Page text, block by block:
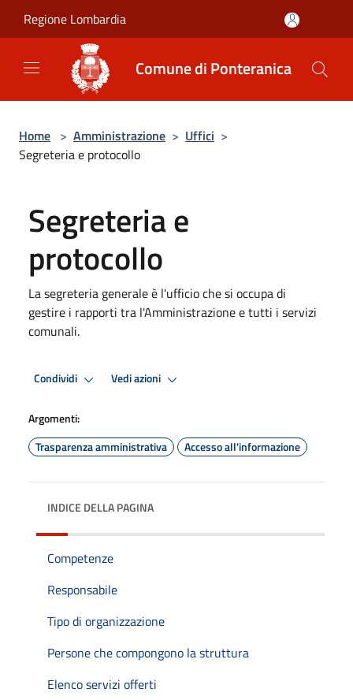
Regione Lombardia
Comune di Ponteranica
Home > Amministrazione > Uffici >
Segreteria e protocollo
Segreteria e
protocollo
La segreteria generale è l'ufficio che si occupa di
gestire i rapporti tra l'Amministrazione e tutti i servizi
comunali.
Condividi Vedi azioni
Argomenti:
Trasparenza amministrativa
Accesso all'informazione
INDICE DELLA PAGINA
Competenze
Responsabile
Tipo di organizzazione
Persone che compongono la struttura
Elenco servizi offerti